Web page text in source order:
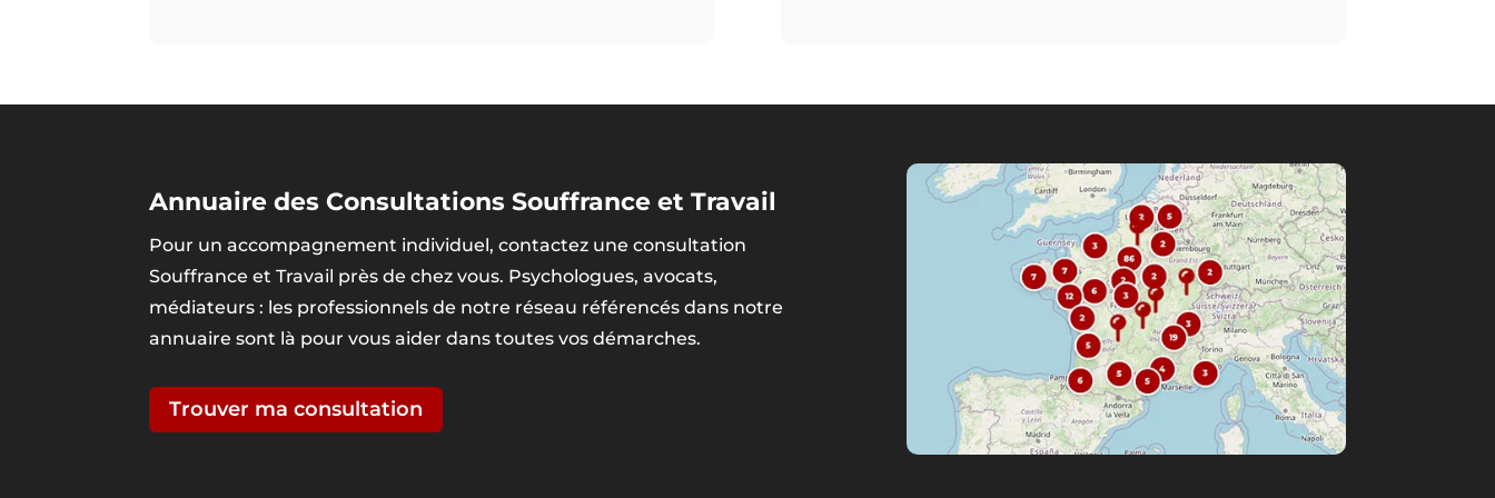
Annuaire des Consultations Souffrance et Travail
Pour un accompagnement individuel, contactez une consultation
Souffrance et Travail près de chez vous. Psychologues, avocats,
médiateurs : les professionnels de notre réseau référencés dans notre
annuaire sont là pour vous aider dans toutes vos démarches.
Trouver ma consultation